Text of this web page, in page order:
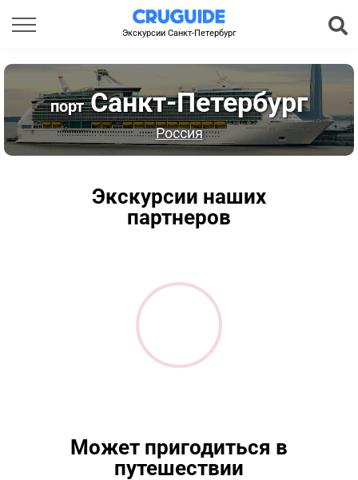
Экскурсии Санкт-Петербург
портСанкт-Петербург
Россия
Экскурсии наших
партнеров
Может пригодиться в
путешествии